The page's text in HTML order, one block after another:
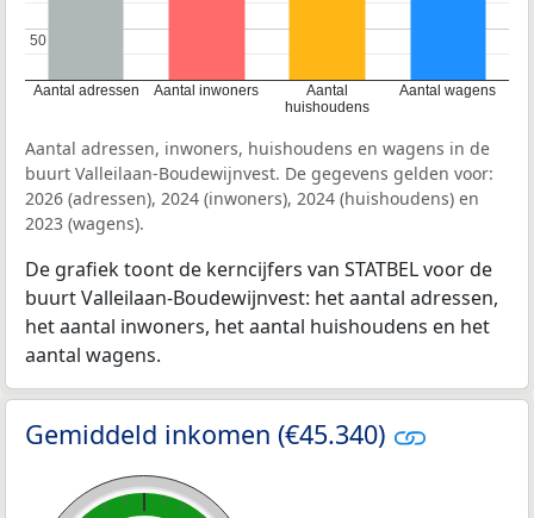
Aantal adressen Aantal inwoners
Aantal
huishoudens
Aantal wagens
50
50
Aantal adressen, inwoners, huishoudens en wagens in de
buurt Valleilaan-Boudewijnvest. De gegevens gelden voor:
2026 (adressen), 2024 (inwoners), 2024 (huishoudens) en
2023 (wagens).
De grafiek toont de kerncijfers van STATBEL voor de
buurt Valleilaan-Boudewijnvest: het aantal adressen,
het aantal inwoners, het aantal huishoudens en het
aantal wagens.
Gemiddeld inkomen (€45.340)